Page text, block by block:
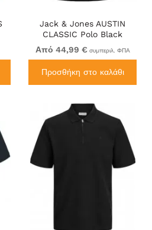
Jack & Jones AUSTIN
CLASSIC Polo Black
Από 44,99 € συμπεριλ. ΦΠΑ
Προσθήκη στο καλάθι